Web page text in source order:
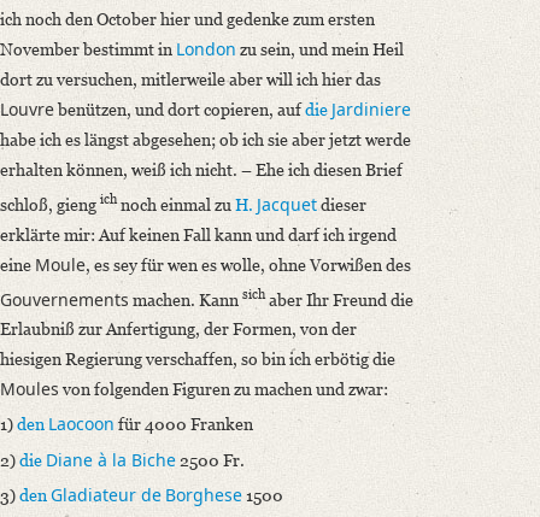
ich noch den October hier und gedenke zum ersten
November bestimmt in London zu sein, und mein Heil
dort zu versuchen, mitlerweile aber will ich hier das
Louvrebenützen, und dort copieren, aufdie Jardiniere
habe ich es längst abgesehen; ob ich sie aber jetzt werde
erhalten können, weiß ich nicht. – Ehe ich diesen Brief
schloß, gieng ichnoch einmal zu H. Jacquetdieser
erklärte mir: Auf keinen Fall kann und darf ich irgend
eine Moule, es sey für wen es wolle, ohne Vorwißen des
Gouvernements machen. Kann sichaber Ihr Freund die
Erlaubniß zur Anfertigung, der Formen, von der
hiesigen Regierung verschaffen, so bin ich erbötig die
Moulesvon folgenden Figuren zu machen und zwar:
1)den Laocoon für 4000 Franken
2)die Diane à la Biche 2500 Fr.
3)denGladiateur de Borghese1500